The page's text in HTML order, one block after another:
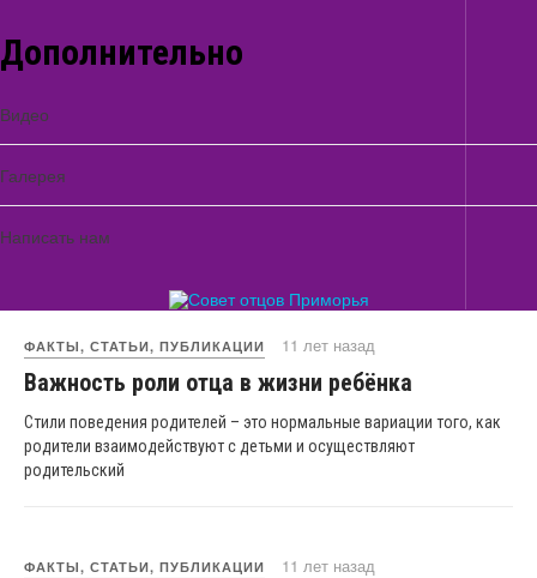
Дополнительно
Видео
Галерея
Написать нам
9 лет назад
ФАКТЫ, СТАТЬИ, ПУБЛИКАЦИИ 11 лет назад
Важность роли отца в жизни ребёнка
Стили поведения родителей – это нормальные вариации того, как
родители взаимодействуют с детьми и осуществляют
родительский
ФАКТЫ, СТАТЬИ, ПУБЛИКАЦИИ 11 лет назад